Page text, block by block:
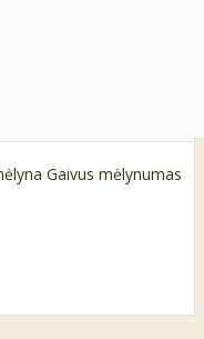
Gaivus mėlynumas